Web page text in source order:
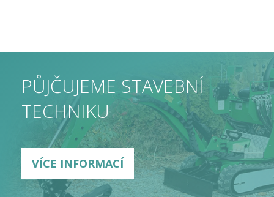
PŮJČUJEME STAVEBNÍ
TECHNIKU
VÍCE INFORMACÍ